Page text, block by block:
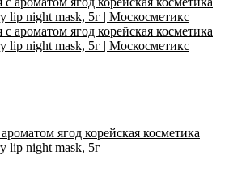
ягод корейская косметика
lip night mask, 5г